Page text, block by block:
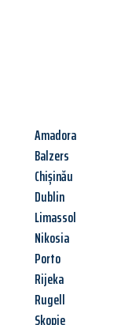
Amadora
Balzers
Chișinău
Dublin
Limassol
Nikosia
Porto
Rijeka
Rugell
Skopje